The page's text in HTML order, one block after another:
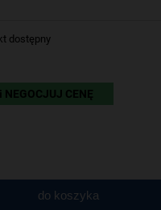
dostępny
CENĘ
do koszyka